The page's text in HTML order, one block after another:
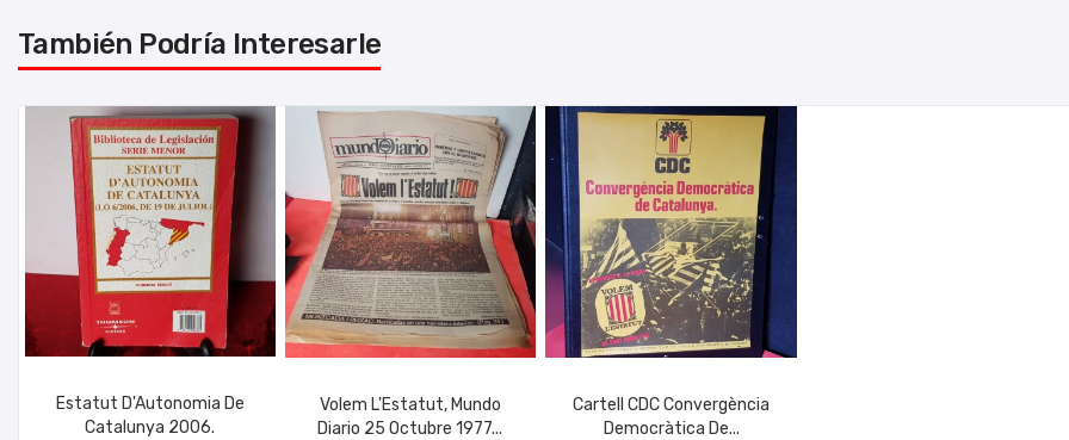
También Podría Interesarle
Estatut D'Autonomia De
Catalunya 2006.
Volem L'Estatut, Mundo
Diario 25 Octubre 1977...
Cartell CDC Convergència
Democràtica De...